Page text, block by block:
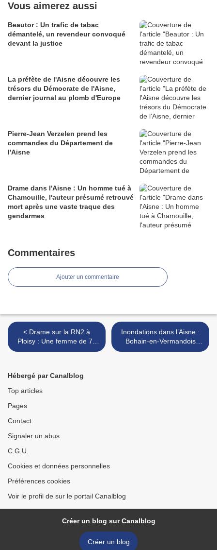
Vous aimerez aussi
Beautor : Un trafic de tabac
démantelé, un revendeur convoqué
devant la justice
La préfète de l'Aisne découvre les
trésors du Démocrate de l'Aisne,
dernier journal au plomb d'Europe
Pierre-Jean Verzelen prend les
commandes du Département de
l'Aisne
Drame dans l'Aisne : Un homme tué à
Chamouille, l'auteur présumé retrouvé
mort après une vaste traque des
gendarmes
Commentaires
Ajouter un commentaire
< Drame sur la RN2 à
Ploisy : Une femme de 78
ans perd la vie dans un
Inondations dans l’Aisne :
Bohain-en-Vermandois
particulièrement touchée,
Hébergé par Canalblog
Top articles
Pages
Contact
Signaler un abus
C.G.U.
Cookies et données personnelles
Préférences cookies
Voir le profil de sur le portail Canalblog
Créer un blog sur Canalblog
Créer un blog